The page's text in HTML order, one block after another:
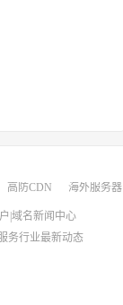
高防CDN 海外服务器
|域名新闻中心
务行业最新动态